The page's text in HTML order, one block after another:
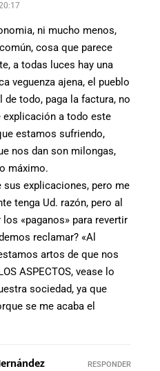
ni mucho menos,
cosa que parece
a todas luces hay una
veguenza ajena, el pueblo
de todo, paga la factura, no
explicación a todo este
estamos sufriendo,
nos dan son milongas,
máximo.
sus explicaciones, pero me
tenga Ud. razón, pero al
«paganos» para revertir
reclamar? «Al
artos de que nos
ASPECTOS, vease lo
sociedad, ya que
se me acaba el
RESPONDER